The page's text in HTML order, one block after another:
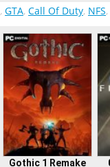
, GTA, Call Of Duty, NFS,
Gothic 1 Remake